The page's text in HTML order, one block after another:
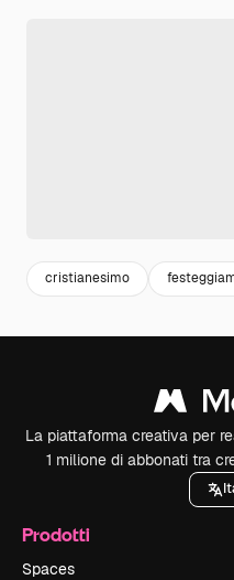
cristianesimo
La piattaforma creativa per
1 milione di abbonati tra
Prodotti
Spaces